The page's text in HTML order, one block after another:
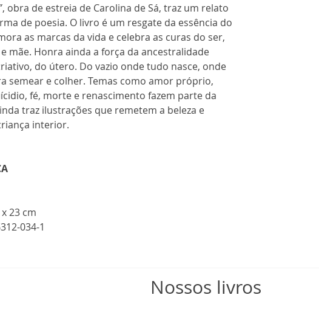
, obra de estreia de Carolina de Sá, traz um relato
de poesia. O livro é um resgate da essência do
as marcas da vida e celebra as curas do ser,
mãe. Honra ainda a força da ancestralidade
do útero. Do vazio onde tudo nasce, onde
semear e colher. Temas como amor próprio,
fé, morte e renascimento fazem parte da
traz ilustrações que remetem a beleza e
interior.
23 cm
034-1
Nossos livros